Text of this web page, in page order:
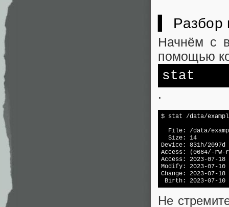
▍ Разбор
Начнём с
помощью
stat
.
$ stat /data/
File: /data/
Size: 14
Device: 831h/
Access: (0664/-
Access: 2023-07-18
Modify: 2023-07-10
Change: 2023-07-18
Birth: 2023-07-10
Не